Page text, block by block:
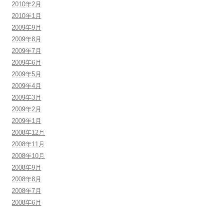
2010年2月
2010年1月
2009年9月
2009年8月
2009年7月
2009年6月
2009年5月
2009年4月
2009年3月
2009年2月
2009年1月
2008年12月
2008年11月
2008年10月
2008年9月
2008年8月
2008年7月
2008年6月